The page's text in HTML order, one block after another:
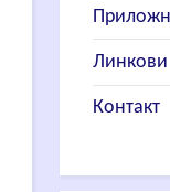
Линкови
Контакт